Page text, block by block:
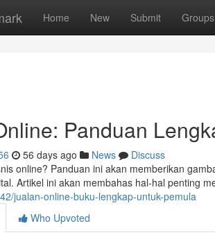
Home New Submit Groups
Panduan
56 days ago News
Discuss
online? Panduan ini akan memberikan
Artikel ini akan membahas hal-hal penting
jualan-online-buku-lengkap-untuk-pemula
Who Upvoted